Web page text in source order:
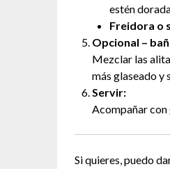
estén
Freidora o
Opcional –
Mezclar las
más glaseado y
Servir:
Acompañar con
Si quieres, puedo